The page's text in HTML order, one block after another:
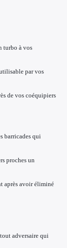
turbo à vos
par vos
de vos coéquipiers
barricades qui
proches un
après avoir éliminé
adversaire qui